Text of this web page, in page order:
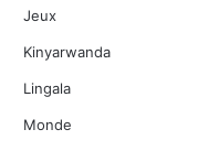
Jeux
Kinyarwanda
Lingala
Monde